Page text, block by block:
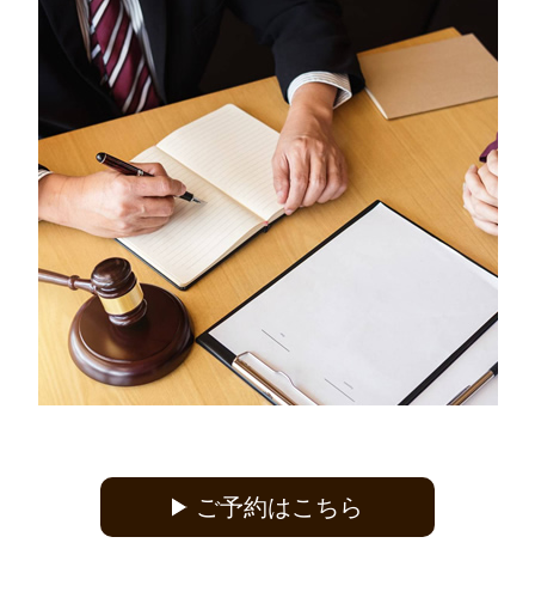
ご予約はこちら